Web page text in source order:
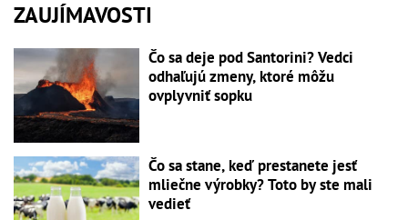
ZAUJÍMAVOSTI
Čo sa deje pod Santorini? Vedci
odhaľujú zmeny, ktoré môžu
ovplyvniť sopku
Čo sa stane, keď prestanete jesť
mliečne výrobky? Toto by ste mali
vedieť